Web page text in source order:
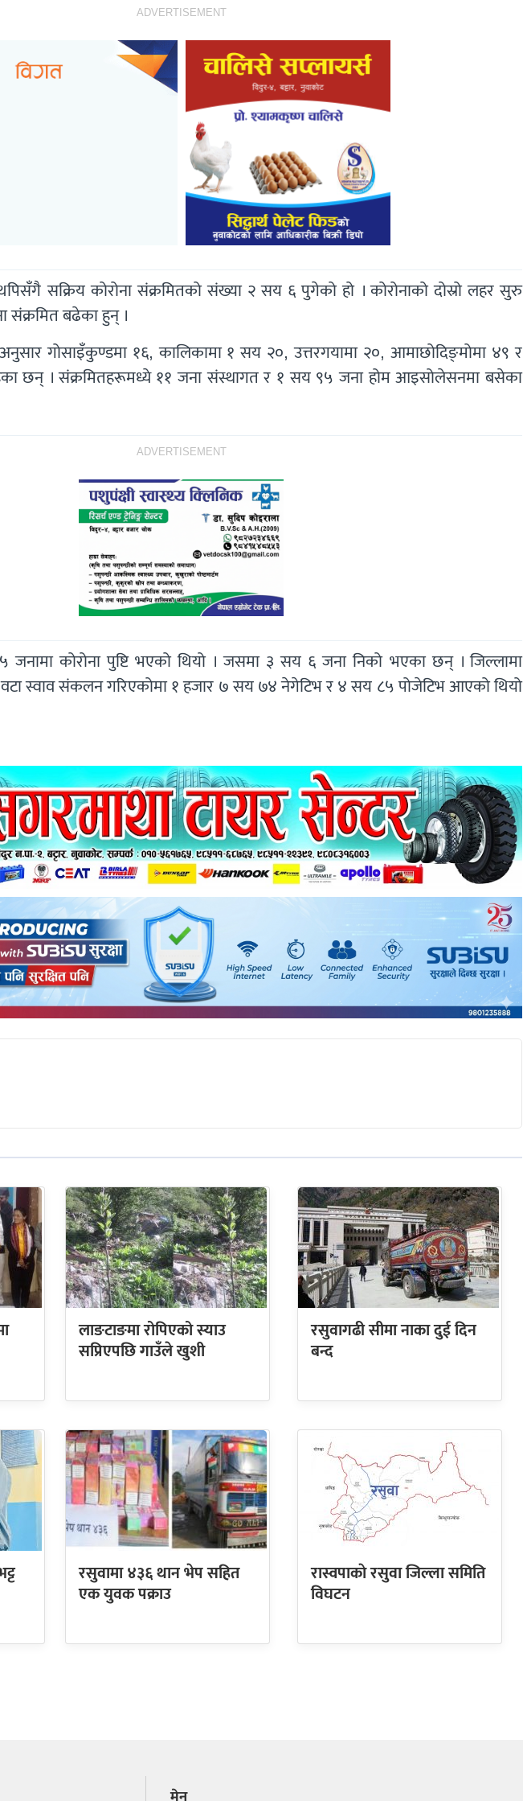
ADVERTISEMENT
सक्रिय कोरोना संक्रमितको संख्या २ सय ६ पुगेको हो । कोरोनाको दोस्रो लहर सुरु
संक्रमित बढेका हुन् ।
गोसाइँकुण्डमा १६, कालिकामा १ सय २०, उत्तरगयामा २०, आमाछोदिङ्‍मोमा ४९ र
छन् । संक्रमितहरूमध्ये ११ जना संस्थागत र १ सय ९५ जना होम आइसोलेसनमा बसेका
ADVERTISEMENT
कोरोना पुष्टि भएको थियो । जसमा ३ सय ६ जना निको भएका छन् । जिल्लामा
स्वाव संकलन गरिएकोमा १ हजार ७ सय ७४ नेगेटिभ र ४ सय ८५ पोजेटिभ आएको थियो
रसुवागढी सीमा नाका दुई दिन
बन्द
लाङटाङमा रोपिएको स्याउ
सप्रिएपछि गाउँले खुशी
रसुवामा ४३६ थान भेप सहित
एक युवक पक्राउ
रास्वपाकाे रसुवा जिल्ला समिति
विघटन